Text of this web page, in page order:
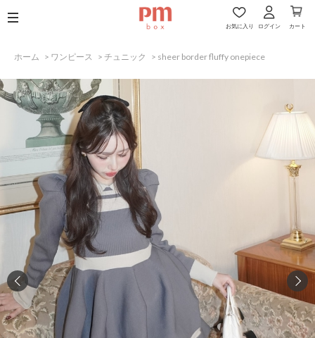
お気に入り ログイン カート
ホーム > ワンピース > チュニック > sheer border fluffy onepiece